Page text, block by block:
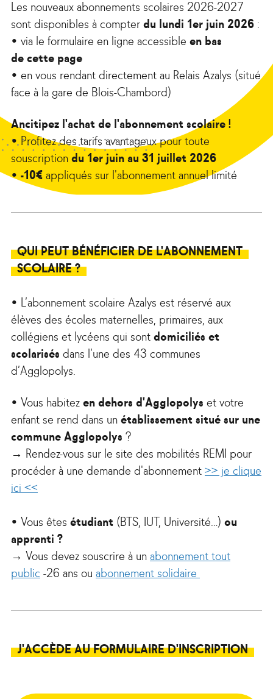
Les nouveaux abonnements scolaires 2026-2027
sont disponibles à compterdu lundi 1er juin 2026 :
• via le formulaire en ligne accessible en bas
de cette page
• en vous rendant directement au Relais Azalys (situé
face à la gare de Blois-Chambord)
Ancitipez l'achat de l'abonnement scolaire !
• Profitez des tarifs avantageux pour toute
souscriptiondu 1er juin au 31 juillet 2026
• -10€appliqués sur l'abonnement annuel limité
QUI PEUT BÉNÉFICIER DE L'ABONNEMENT
SCOLAIRE ?
• L’abonnement scolaire Azalys est réservé aux
élèves des écoles maternelles, primaires, aux
collégiens et lycéens qui sontdomiciliés et
scolarisés dans l’une des 43 communes
d’Agglopolys.
• Vous habitezen dehors d'Agglopolys et votre
enfant se rend dans unétablissement situé sur une
commune Agglopolys ?
→ Rendez-vous sur le site des mobilités REMI pour
procéder à une demande d'abonnement>> je clique
ici <<
• Vous êtes étudiant (BTS, IUT, Université…) ou
apprenti ?
→ Vous devez souscrire à unabonnement tout
public -26 ans ou abonnement solidaire
J'ACCÈDE AU FORMULAIRE D'INSCRIPTION